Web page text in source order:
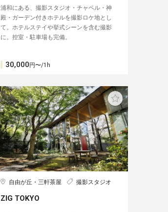
浦和にある、撮影スタジオ・チャペル・神
殿・ガーデン付きホテルを撮影ロケ地とし
て。ホテルステイや挙式シーンを含む撮影
に。控室・駐車場も完備。
30,000 円〜/1h
自由が丘・三軒茶屋 撮影スタジオ
ZIG TOKYO